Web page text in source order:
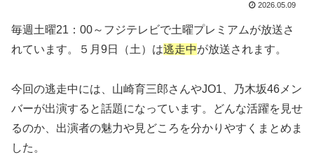
2026.05.09
毎週土曜21：00～フジテレビで土曜プレミアムが放送さ
れています。５月9日（土）は逃走中が放送されます。
今回の逃走中には、山崎育三郎さんやJO1、乃木坂46メン
バーが出演すると話題になっています。どんな活躍を見せ
るのか、出演者の魅力や見どころを分かりやすくまとめま
した。